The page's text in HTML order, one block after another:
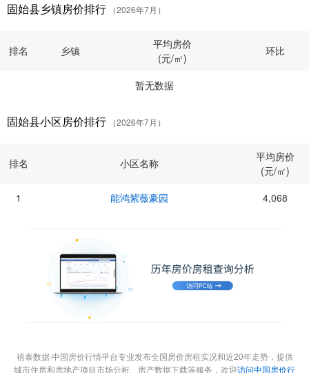
固始县乡镇房价排行 （2026年7月）
排名 乡镇
平均房价
(元/㎡)
环比
暂无数据
固始县小区房价排行 （2026年7月）
排名 小区名称
平均房价
(元/㎡)
1
能鸿紫薇豪园 4,068
禧泰数据·中国房价行情平台专业发布全国房价房租实况和近20年走势，提供
城市住房和房地产项目市场分析、房产数据下载等服务，欢迎访问中国房价行